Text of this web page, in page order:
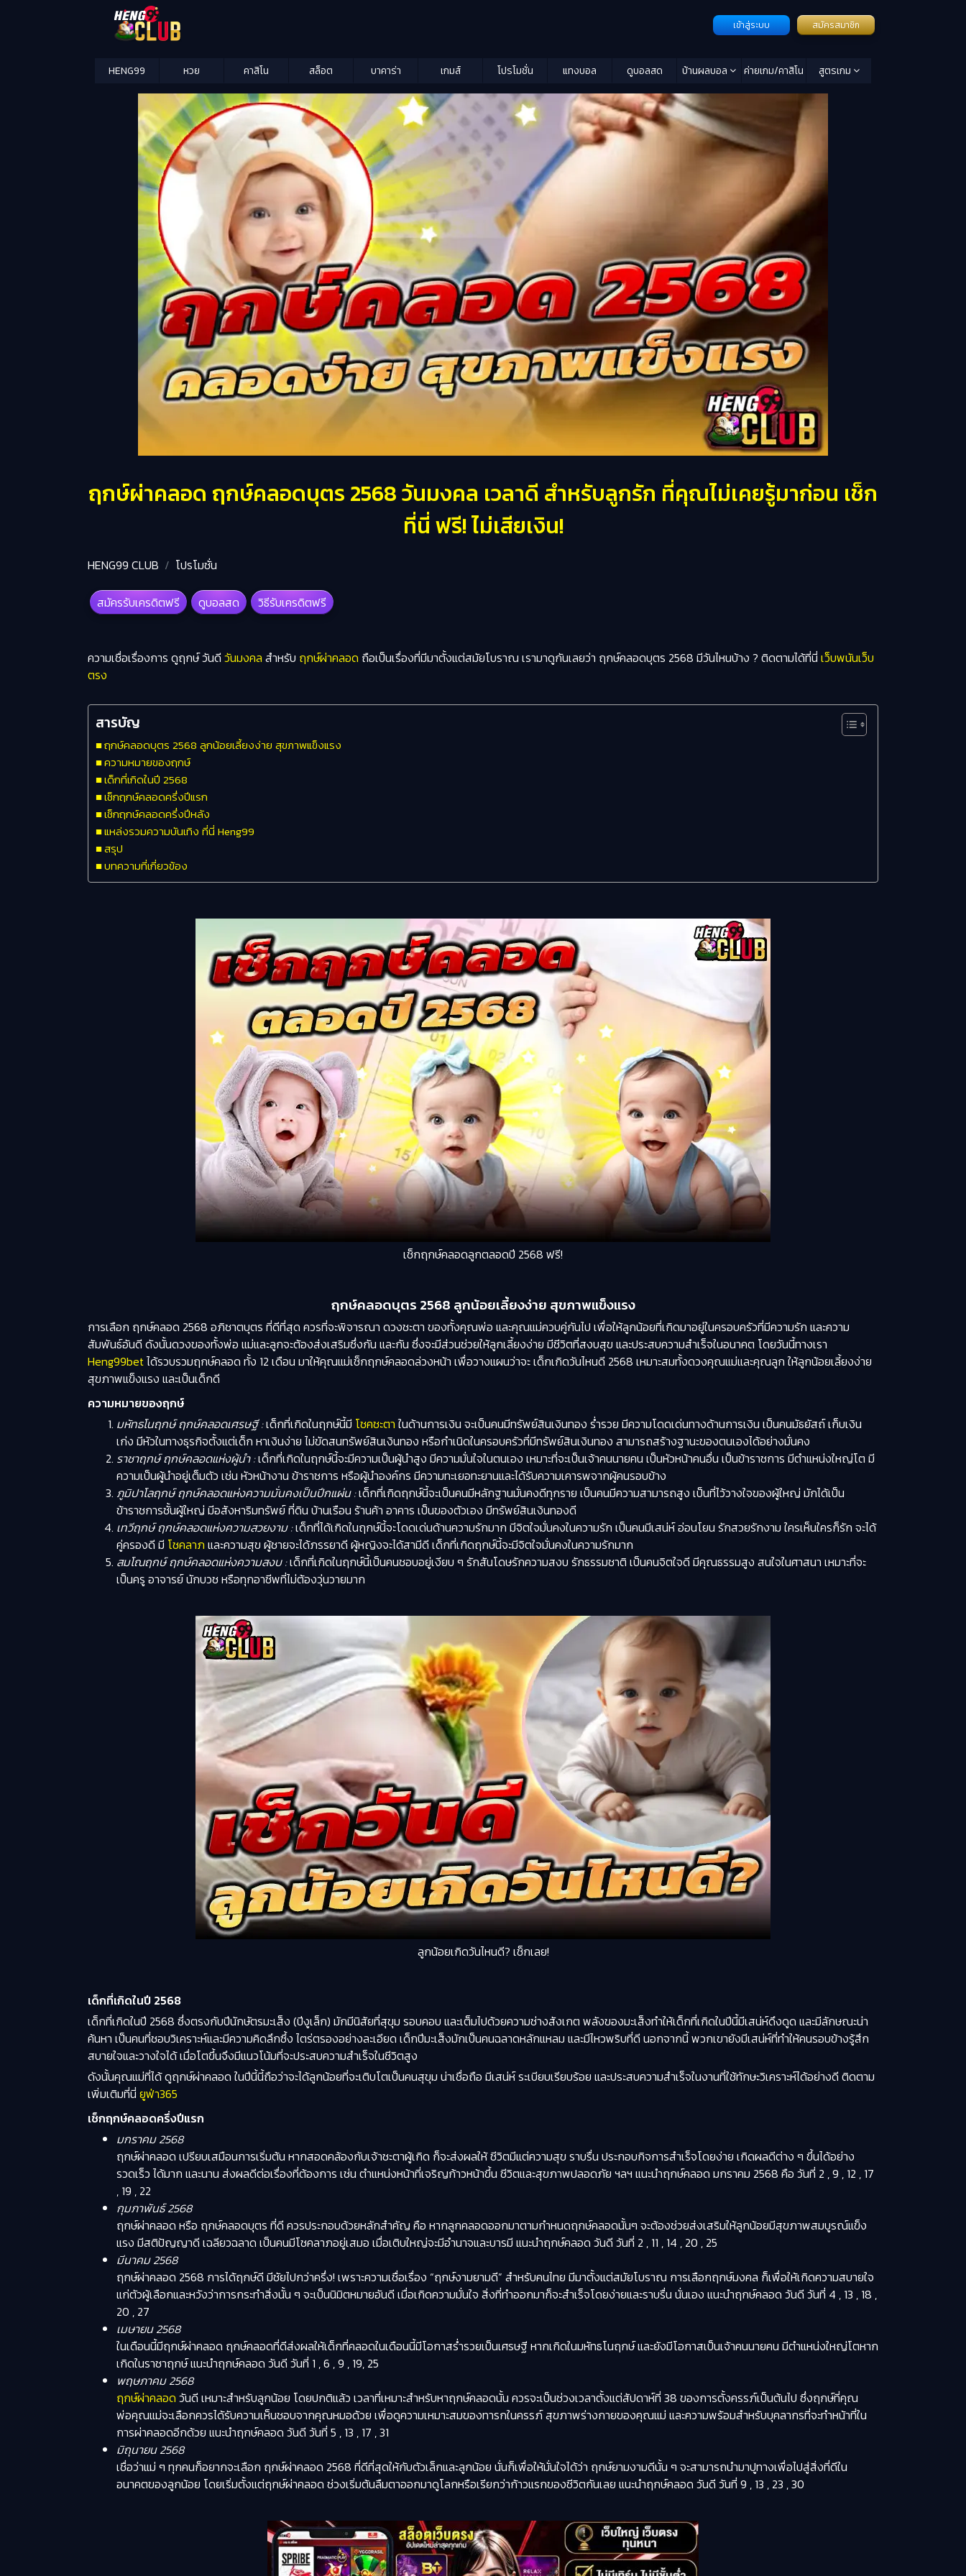
เข้าสู่ระบบ สมัครสมาชิก
HENG99 หวย คาสิโน สล็อต บาคาร่า เกมส์ โปรโมชั่น แทงบอล ดูบอลสด บ้านผลบอล ค่ายเกม/คาสิโน สูตรเกม
ฤกษ์ผ่าคลอด ฤกษ์คลอดบุตร 2568 วันมงคล เวลาดี สำหรับลูกรัก ที่คุณไม่เคยรู้มาก่อน เช็ก
ที่นี่ ฟรี! ไม่เสียเงิน!
HENG99 CLUB โปรโมชั่น
สมัครรับเครดิตฟรี ดูบอลสด วิธีรับเครดิตฟรี
ความเชื่อเรื่องการ ดูฤกษ์ วันดี วันมงคล สำหรับ ฤกษ์ผ่าคลอด ถือเป็นเรื่องที่มีมาตั้งแต่สมัยโบราณ เรามาดูกันเลยว่า ฤกษ์คลอดบุตร 2568 มีวันไหนบ้าง ? ติดตามได้ที่นี่ เว็บพนันเว็บ
ตรง
สารบัญ
ฤกษ์คลอดบุตร 2568 ลูกน้อยเลี้ยงง่าย สุขภาพแข็งแรง
ความหมายของฤกษ์
เด็กที่เกิดในปี 2568
เช็กฤกษ์คลอดครึ่งปีแรก
เช็กฤกษ์คลอดครึ่งปีหลัง
แหล่งรวมความบันเทิง ที่นี่ Heng99
สรุป
บทความที่เกี่ยวข้อง
เช็กฤกษ์คลอดลูกตลอดปี 2568 ฟรี!
ฤกษ์คลอดบุตร 2568 ลูกน้อยเลี้ยงง่าย สุขภาพแข็งแรง
การเลือก ฤกษ์คลอด 2568 อภิชาตบุตร ที่ดีที่สุด ควรที่จะพิจารณา ดวงชะตา ของทั้งคุณพ่อ และคุณแม่ควบคู่กันไป เพื่อให้ลูกน้อยที่เกิดมาอยู่ในครอบครัวที่มีความรัก และความ
สัมพันธ์อันดี ดังนั้นดวงของทั้งพ่อ แม่และลูกจะต้องส่งเสริมซึ่งกัน และกัน ซึ่งจะมีส่วนช่วยให้ลูกเลี้ยงง่าย มีชีวิตที่สงบสุข และประสบความสำเร็จในอนาคต โดยวันนี้ทางเรา
Heng99betได้รวบรวมฤกษ์คลอด ทั้ง 12 เดือน มาให้คุณแม่เช็กฤกษ์คลอดล่วงหน้า เพื่อวางแผนว่าจะ เด็กเกิดวันไหนดี 2568 เหมาะสมทั้งดวงคุณแม่และคุณลูก ให้ลูกน้อยเลี้ยงง่าย
สุขภาพแข็งแรง และเป็นเด็กดี
ความหมายของฤกษ์
มหัทธโนฤกษ์ ฤกษ์คลอดเศรษฐี :เด็กที่เกิดในฤกษ์นี้มี โชคชะตา ในด้านการเงิน จะเป็นคนมีทรัพย์สินเงินทอง ร่ำรวย มีความโดดเด่นทางด้านการเงิน เป็นคนมัธยัสถ์ เก็บเงิน
เก่ง มีหัวในทางธุรกิจตั้งแต่เด็ก หาเงินง่าย ไม่ขัดสนทรัพย์สินเงินทอง หรือกำเนิดในครอบครัวที่มีทรัพย์สินเงินทอง สามารถสร้างฐานะของตนเองได้อย่างมั่นคง
ราชาฤกษ์ ฤกษ์คลอดแห่งผู้นำ :เด็กที่เกิดในฤกษ์นี้จะมีความเป็นผู้นำสูง มีความมั่นใจในตนเอง เหมาะที่จะเป็นเจ้าคนนายคน เป็นหัวหน้าคนอื่น เป็นข้าราชการ มีตำแหน่งใหญ่โต มี
ความเป็นผู้นำอยู่เต็มตัว เช่น หัวหน้างาน ข้าราชการ หรือผู้นำองค์กร มีความทะเยอทะยานและได้รับความเคารพจากผู้คนรอบข้าง
ภูมิปาโลฤกษ์ ฤกษ์คลอดแห่งความมั่นคงเป็นปึกแผ่น :เด็กที่เกิดฤกษ์นี้จะเป็นคนมีหลักฐานมั่นคงดีทุกราย เป็นคนมีความสามารถสูง เป็นที่ไว้วางใจของผู้ใหญ่ มักได้เป็น
ข้าราชการชั้นผู้ใหญ่ มีอสังหาริมทรัพย์ ที่ดิน บ้านเรือน ร้านค้า อาคาร เป็นของตัวเอง มีทรัพย์สินเงินทองดี
เทวีฤกษ์ ฤกษ์คลอดแห่งความสวยงาม :เด็กที่ได้เกิดในฤกษ์นี้จะโดดเด่นด้านความรักมาก มีจิตใจมั่นคงในความรัก เป็นคนมีเสน่ห์ อ่อนโยน รักสวยรักงาม ใครเห็นใครก็รัก จะได้
คู่ครองดี มี โชคลาภ และความสุข ผู้ชายจะได้ภรรยาดี ผู้หญิงจะได้สามีดี เด็กที่เกิดฤกษ์นี้จะมีจิตใจมั่นคงในความรักมาก
สมโณฤกษ์ ฤกษ์คลอดแห่งความสงบ :เด็กที่เกิดในฤกษ์นี้เป็นคนชอบอยู่เงียบ ๆ รักสันโดษรักความสงบ รักธรรมชาติ เป็นคนจิตใจดี มีคุณธรรมสูง สนใจในศาสนา เหมาะที่จะ
เป็นครู อาจารย์ นักบวช หรือทุกอาชีพที่ไม่ต้องวุ่นวายมาก
ลูกน้อยเกิดวันไหนดี? เช็กเลย!
เด็กที่เกิดในปี 2568
เด็กที่เกิดในปี 2568 ซึ่งตรงกับปีนักษัตรมะเส็ง (ปีงูเล็ก) มักมีนิสัยที่สุขุม รอบคอบ และเต็มไปด้วยความช่างสังเกต พลังของมะเส็งทำให้เด็กที่เกิดในปีนี้มีเสน่ห์ดึงดูด และมีลักษณะน่า
ค้นหา เป็นคนที่ชอบวิเคราะห์และมีความคิดลึกซึ้ง ไตร่ตรองอย่างละเอียด เด็กปีมะเส็งมักเป็นคนฉลาดหลักแหลม และมีไหวพริบที่ดี นอกจากนี้ พวกเขายังมีเสน่ห์ที่ทำให้คนรอบข้างรู้สึก
สบายใจและวางใจได้ เมื่อโตขึ้นจึงมีแนวโน้มที่จะประสบความสำเร็จในชีวิตสูง
ดังนั้นคุณแม่ที่ได้ ดูฤกษ์ผ่าคลอด ในปีนี้นี้ถือว่าจะได้ลูกน้อยที่จะเติบโตเป็นคนสุขุม น่าเชื่อถือ มีเสน่ห์ ระเบียบเรียบร้อย และประสบความสำเร็จในงานที่ใช้ทักษะวิเคราะห์ได้อย่างดี ติดตาม
เพิ่มเติมที่นี่ ยูฟ่า365
เช็กฤกษ์คลอดครึ่งปีแรก
มกราคม 2568
ฤกษ์ผ่าคลอด เปรียบเสมือนการเริ่มต้น หากสอดคล้องกับเจ้าชะตาผู้เกิด ก็จะส่งผลให้ ชีวิตมีแต่ความสุข ราบรื่น ประกอบกิจการสำเร็จโดยง่าย เกิดผลดีต่าง ๆ ขึ้นได้อย่าง
รวดเร็ว ได้มาก และนาน ส่งผลดีต่อเรื่องที่ต้องการ เช่น ตำแหน่งหน้าที่เจริญก้าวหน้าขึ้น ชีวิตและสุขภาพปลอดภัย ฯลฯ แนะนำฤกษ์คลอด มกราคม 2568 คือ วันที่ 2 , 9 , 12 , 17
, 19 , 22
กุมภาพันธ์ 2568
ฤกษ์ผ่าคลอด หรือ ฤกษ์คลอดบุตร ที่ดี ควรประกอบด้วยหลักสำคัญ คือ หากลูกคลอดออกมาตามกำหนดฤกษ์คลอดนั้นๆ จะต้องช่วยส่งเสริมให้ลูกน้อยมีสุขภาพสมบูรณ์แข็ง
แรง มีสติปัญญาดี เฉลียวฉลาด เป็นคนมีโชคลาภอยู่เสมอ เมื่อเติบใหญ่จะมีอำนาจและบารมี แนะนำฤกษ์คลอด วันดี วันที่ 2 , 11 , 14 , 20 , 25
มีนาคม 2568
ฤกษ์ผ่าคลอด 2568 การได้ฤกษ์ดี มีชัยไปกว่าครึ่ง! เพราะความเชื่อเรื่อง “ฤกษ์งามยามดี” สำหรับคนไทย มีมาตั้งแต่สมัยโบราณ การเลือกฤกษ์มงคล ก็เพื่อให้เกิดความสบายใจ
แก่ตัวผู้เลือกและหวังว่าการกระทำสิ่งนั้น ๆ จะเป็นนิมิตหมายอันดี เมื่อเกิดความมั่นใจ สิ่งที่ทำออกมาก็จะสำเร็จโดยง่ายและราบรื่น นั่นเอง แนะนำฤกษ์คลอด วันดี วันที่ 4 , 13 , 18 ,
20 , 27
เมษายน 2568
ในเดือนนี้มีฤกษ์ผ่าคลอด ฤกษ์คลอดที่ดีส่งผลให้เด็กที่คลอดในเดือนนี้มีโอกาสร่ำรวยเป็นเศรษฐี หากเกิดในมหัทธโนฤกษ์ และยังมีโอกาสเป็นเจ้าคนนายคน มีตำแหน่งใหญ่โตหาก
เกิดในราชาฤกษ์ แนะนำฤกษ์คลอด วันดี วันที่ 1 , 6 , 9 , 19, 25
พฤษภาคม 2568
ฤกษ์ผ่าคลอด วันดี เหมาะสำหรับลูกน้อย โดยปกติแล้ว เวลาที่เหมาะสำหรับหาฤกษ์คลอดนั้น ควรจะเป็นช่วงเวลาตั้งแต่สัปดาห์ที่ 38 ของการตั้งครรภ์เป็นต้นไป ซึ่งฤกษ์ที่คุณ
พ่อคุณแม่จะเลือกควรได้รับความเห็นชอบจากคุณหมอด้วย เพื่อดูความเหมาะสมของทารกในครรภ์ สุขภาพร่างกายของคุณแม่ และความพร้อมสำหรับบุคลากรที่จะทำหน้าที่ใน
การผ่าคลอดอีกด้วย แนะนำฤกษ์คลอด วันดี วันที่ 5 , 13 , 17 , 31
มิถุนายน 2568
เชื่อว่าแม่ ๆ ทุกคนก็อยากจะเลือก ฤกษ์ผ่าคลอด 2568 ที่ดีที่สุดให้กับตัวเล็กและลูกน้อย นั่นก็เพื่อให้มั่นใจได้ว่า ฤกษ์ยามงามดีนั้น ๆ จะสามารถนำมาปูทางเพื่อไปสู่สิ่งที่ดีใน
อนาคตของลูกน้อย โดยเริ่มตั้งแต่ฤกษ์ผ่าคลอด ช่วงเริ่มต้นลืมตาออกมาดูโลกหรือเรียกว่าก้าวแรกของชีวิตกันเลย แนะนำฤกษ์คลอด วันดี วันที่ 9 , 13 , 23 , 30